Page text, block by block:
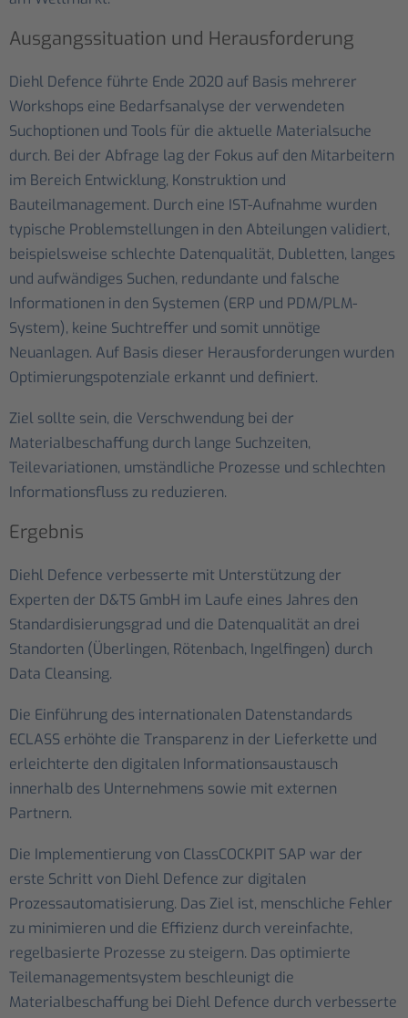
Ausgangssituation und Herausforderung
Diehl Defence führte Ende 2020 auf Basis mehrerer
Workshops eine Bedarfsanalyse der verwendeten
Suchoptionen und Tools für die aktuelle Materialsuche
durch. Bei der Abfrage lag der Fokus auf den Mitarbeitern
im Bereich Entwicklung, Konstruktion und
Bauteilmanagement. Durch eine IST-Aufnahme wurden
typische Problemstellungen in den Abteilungen validiert,
beispielsweise schlechte Datenqualität, Dubletten, langes
und aufwändiges Suchen, redundante und falsche
Informationen in den Systemen (ERP und PDM/PLM-
System), keine Suchtreffer und somit unnötige
Neuanlagen. Auf Basis dieser Herausforderungen wurden
Optimierungspotenziale erkannt und definiert.
Ziel sollte sein, die Verschwendung bei der
Materialbeschaffung durch lange Suchzeiten,
Teilevariationen, umständliche Prozesse und schlechten
Informationsfluss zu reduzieren.
Ergebnis
Diehl Defence verbesserte mit Unterstützung der
Experten der D&TS GmbH im Laufe eines Jahres den
Standardisierungsgrad und die Datenqualität an drei
Standorten (Überlingen, Rötenbach, Ingelfingen) durch
Data Cleansing.
Die Einführung des internationalen Datenstandards
ECLASS erhöhte die Transparenz in der Lieferkette und
erleichterte den digitalen Informationsaustausch
innerhalb des Unternehmens sowie mit externen
Partnern.
Die Implementierung von ClassCOCKPIT SAP war der
erste Schritt von Diehl Defence zur digitalen
Prozessautomatisierung. Das Ziel ist, menschliche Fehler
zu minimieren und die Effizienz durch vereinfachte,
regelbasierte Prozesse zu steigern. Das optimierte
Teilemanagementsystem beschleunigt die
Materialbeschaffung bei Diehl Defence durch verbesserte